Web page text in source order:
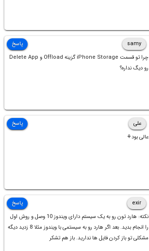
samy
چرا تو قسمت iPhone Storage گزینه Offload و Delete App
رو دیگ نداره؟
پاسخ
علی
عالی بود⚘
پاسخ
exir
نکته: هارد تون رو به یک سیستم دارای ویندوز 10 وصل و روش اول
را انجام بدید. بعد اگر هارد رو به سیستمی با ویندوز مثلا 8 زدید دیگه
مشکلی تو باز کردن فایل ها ندارید. باز هم تشکر
پاسخ